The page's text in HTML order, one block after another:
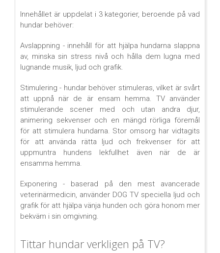
Innehållet är uppdelat i 3 kategorier, beroende på vad
hundar behöver:
Avslappning - innehåll för att hjälpa hundarna slappna
av, minska sin stress nivå och hålla dem lugna med
lugnande musik, ljud och grafik.
Stimulering - hundar behöver stimuleras, vilket är svårt
att uppnå när de är ensam hemma. TV använder
stimulerande scener med och utan andra djur,
animering sekvenser och en mängd rörliga föremål
för att stimulera hundarna. Stor omsorg har vidtagits
för att använda rätta ljud och frekvenser för att
uppmuntra hundens lekfullhet även när de är
ensamma hemma.
Exponering - baserad på den mest avancerade
veterinärmedicin, använder DOG TV speciella ljud och
grafik för att hjälpa vänja hunden och göra honom mer
bekväm i sin omgivning.
Tittar hundar verkligen på TV?